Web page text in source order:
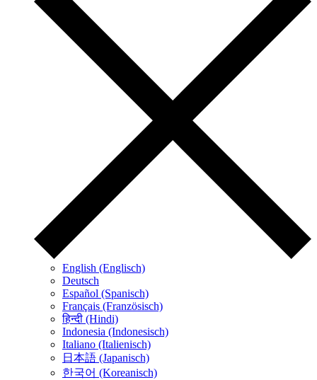
English (Englisch)
Deutsch
Español (Spanisch)
Français (Französisch)
हिन्दी (Hindi)
Indonesia (Indonesisch)
Italiano (Italienisch)
日本語 (Japanisch)
한국어 (Koreanisch)